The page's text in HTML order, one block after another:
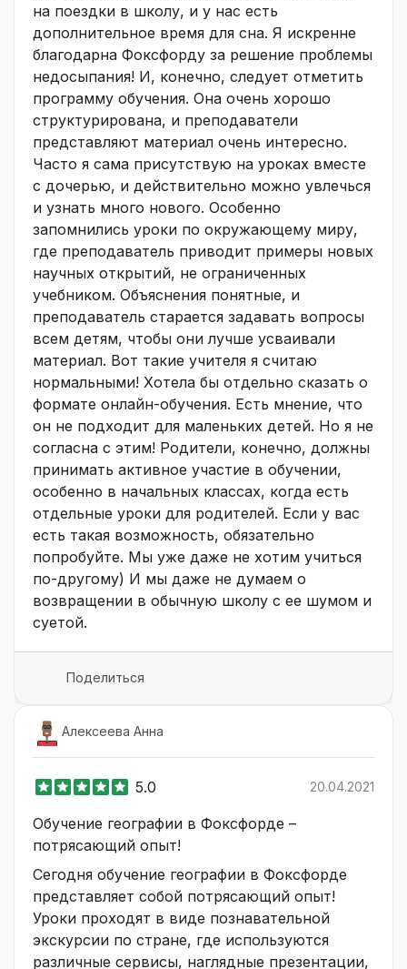
на поездки в школу, и у нас есть
дополнительное время для сна. Я искренне
благодарна Фоксфорду за решение проблемы
недосыпания! И, конечно, следует отметить
программу обучения. Она очень хорошо
структурирована, и преподаватели
представляют материал очень интересно.
Часто я сама присутствую на уроках вместе
с дочерью, и действительно можно увлечься
и узнать много нового. Особенно
запомнились уроки по окружающему миру,
где преподаватель приводит примеры новых
научных открытий, не ограниченных
учебником. Объяснения понятные, и
преподаватель старается задавать вопросы
всем детям, чтобы они лучше усваивали
материал. Вот такие учителя я считаю
нормальными! Хотела бы отдельно сказать о
формате онлайн-обучения. Есть мнение, что
он не подходит для маленьких детей. Но я не
согласна с этим! Родители, конечно, должны
принимать активное участие в обучении,
особенно в начальных классах, когда есть
отдельные уроки для родителей. Если у вас
есть такая возможность, обязательно
попробуйте. Мы уже даже не хотим учиться
по-другому) И мы даже не думаем о
возвращении в обычную школу с ее шумом и
суетой.
Поделиться
Алексеева Анна
5.0 20.04.2021
Обучение географии в Фоксфорде –
потрясающий опыт!
Сегодня обучение географии в Фоксфорде
представляет собой потрясающий опыт!
Уроки проходят в виде познавательной
экскурсии по стране, где используются
различные сервисы, наглядные презентации,